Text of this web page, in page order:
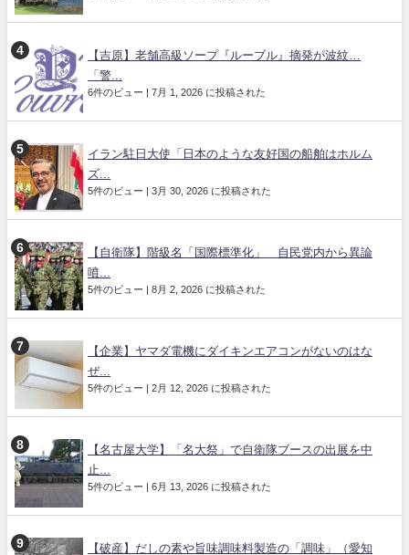
【吉原】老舗高級ソープ『ルーブル』摘発が波紋…
「警...
6件のビュー | 7月 1, 2026 に投稿された
イラン駐日大使「日本のような友好国の船舶はホルム
ズ...
5件のビュー | 3月 30, 2026 に投稿された
【自衛隊】階級名「国際標準化」 自民党内から異論
噴...
5件のビュー | 8月 2, 2026 に投稿された
【企業】ヤマダ電機にダイキンエアコンがないのはな
ぜ...
5件のビュー | 2月 12, 2026 に投稿された
【名古屋大学】「名大祭」で自衛隊ブースの出展を中
止...
5件のビュー | 6月 13, 2026 に投稿された
【破産】だしの素や旨味調味料製造の「調味」（愛知